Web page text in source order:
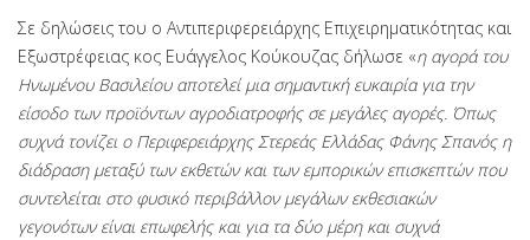
Σε δηλώσεις του ο Αντιπεριφερειάρχης Επιχειρηματικότητας και
Εξωστρέφειας κος Ευάγγελος Κούκουζας δήλωσε «η αγορά του
Ηνωμένου Βασιλείου αποτελεί μια σημαντική ευκαιρία για την
είσοδο των προϊόντων αγροδιατροφής σε μεγάλες αγορές. Όπως
συχνά τονίζει ο Περιφερειάρχης Στερεάς Ελλάδας Φάνης Σπανός η
διάδραση μεταξύ των εκθετών και των εμπορικών επισκεπτών που
συντελείται στο φυσικό περιβάλλον μεγάλων εκθεσιακών
γεγονότων είναι επωφελής και για τα δύο μέρη και συχνά